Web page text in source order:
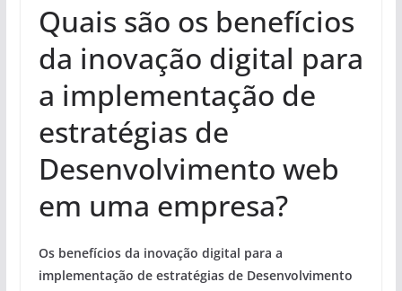
Quais são os benefícios
da inovação digital para
a implementação de
estratégias de
Desenvolvimento web
em uma empresa?
Os benefícios da inovação digital para a
implementação de estratégias de Desenvolvimento